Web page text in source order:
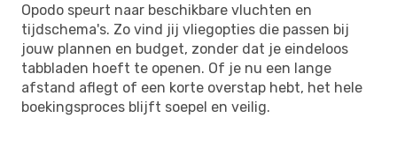
Opodo speurt naar beschikbare vluchten en
tijdschema's. Zo vind jij vliegopties die passen bij
jouw plannen en budget, zonder dat je eindeloos
tabbladen hoeft te openen. Of je nu een lange
afstand aflegt of een korte overstap hebt, het hele
boekingsproces blijft soepel en veilig.